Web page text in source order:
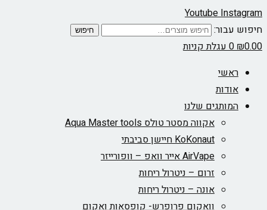
YoutubeInstagram
חיפוש עבור:
חיפוש
₪0.00
0עגלת קניות
ראשי
אודות
המותגים שלנו
אקווה מסטר טולס Aqua Master tools
KoKonaut חיישן סביבתי
AirVape אייר וואפ – וופורייזר
זרום – ניטרול ריחות
אונה – ניטרול ריחות
וואקום פרופרש- קופסאות ואקום